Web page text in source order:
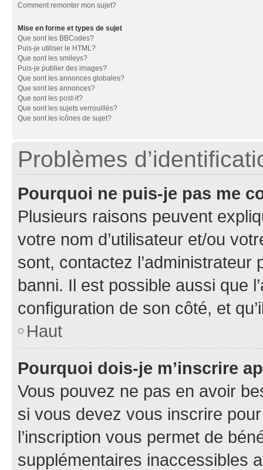
Comment remonter mon sujet?
Mise en forme et types de sujet
Que sont les BBCodes?
Puis-je utiliser le HTML?
Que sont les smileys?
Puis-je publier des images?
Que sont les annonces globales?
Que sont les annonces?
Que sont les post-it?
Que sont les sujets verrouillés?
Que sont les icônes de sujet?
Problèmes
Pourquoi ne puis-je pas me
Plusieurs raisons peuvent
votre nom d’utilisateur et/ou
sont, contactez l’administrateur
banni. Il est possible aussi que
configuration de son côté, et
Haut
Pourquoi dois-je m’inscrire
Vous pouvez ne pas en avoir
si vous devez vous inscrire
l’inscription vous permet de
supplémentaires inaccessibles